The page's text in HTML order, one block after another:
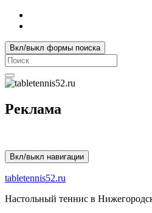
Вкл/выкл формы поиска
Search
for:
Реклама
Вкл/выкл навигации
tabletennis52.ru
Настольный теннис в